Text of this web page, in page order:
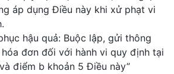
áp dụng Điều này khi xử phạt vi
hậu quả: Buộc lập, gửi thông
đơn đối với hành vi quy định tại
điểm b khoản 5 Điều này”